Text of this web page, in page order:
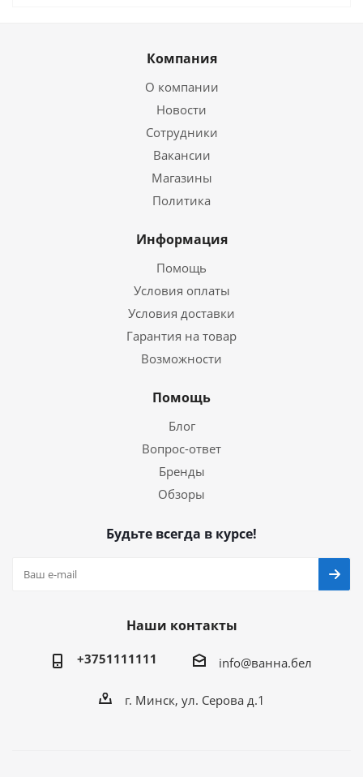
Компания
О компании
Новости
Сотрудники
Вакансии
Магазины
Политика
Информация
Помощь
Условия оплаты
Условия доставки
Гарантия на товар
Возможности
Помощь
Блог
Вопрос-ответ
Бренды
Обзоры
Будьте всегда в курсе!
Наши контакты
+3751111111 info@ванна.бел
г. Минск, ул. Серова д.1